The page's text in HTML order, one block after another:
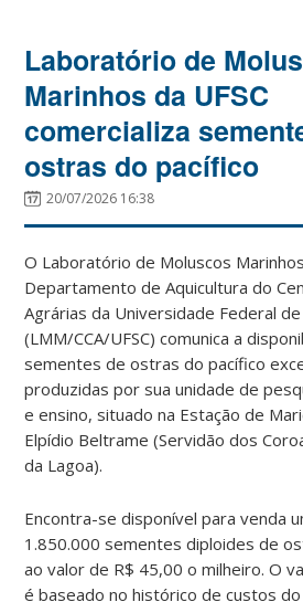
Laboratório de
Marinhos da UFSC
comercializa
ostras do pacífico
20/07/2026 16:38
O Laboratório de Moluscos
Departamento de Aquicultura do
Agrárias da Universidade Federal de
(LMM/CCA/UFSC) comunica a
sementes de ostras do pacífico
produzidas por sua unidade de
e ensino, situado na Estação de
Elpídio Beltrame (Servidão dos
da Lagoa).
Encontra-se disponível para venda
1.850.000 sementes diploides de
ao valor de R$ 45,00 o milheiro.O
é baseado no histórico de custos